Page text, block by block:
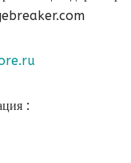
: